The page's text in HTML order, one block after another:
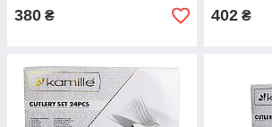
380 ₴ 402 ₴